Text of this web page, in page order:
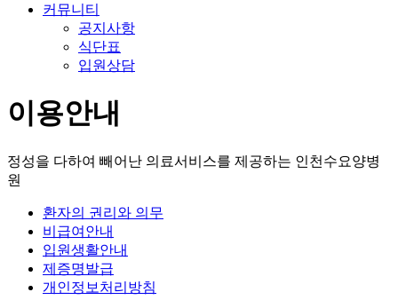
커뮤니티
공지사항
식단표
입원상담
이용안내
정성을 다하여 빼어난 의료서비스를 제공하는 인천수요양병
원
환자의 권리와 의무
비급여안내
입원생활안내
제증명발급
개인정보처리방침